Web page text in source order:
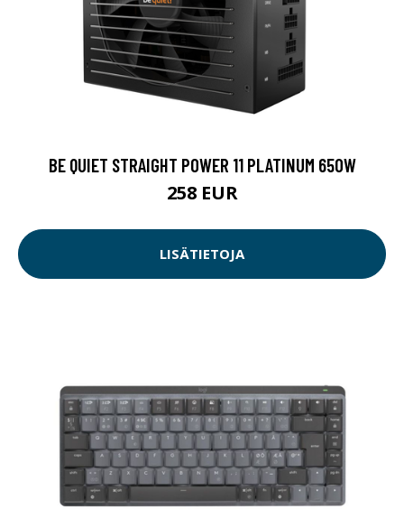
BE QUIET STRAIGHT POWER 11 PLATINUM 650W
258 EUR
LISÄTIETOJA